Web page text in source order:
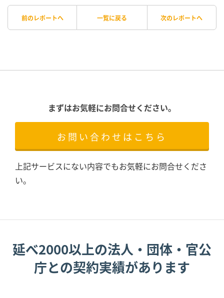
前のレポートへ 一覧に戻る 次のレポートへ
まずはお気軽にお問合せください。
お問い合わせはこちら
上記サービスにない内容でもお気軽にお問合せくださ
い。
延べ2000以上の法人・団体・官公
庁との契約実績があります